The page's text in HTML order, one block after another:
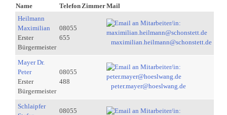
Name
Telefon ZimmerMail
Heilmann
Maximilian
Erster
Bürgermeister
08055
655
maximilian.heilmann@schonstett.de
Mayer Dr.
Peter
Erster
Bürgermeister
08055
488
peter.mayer@hoeslwang.de
Schlaipfer
08055